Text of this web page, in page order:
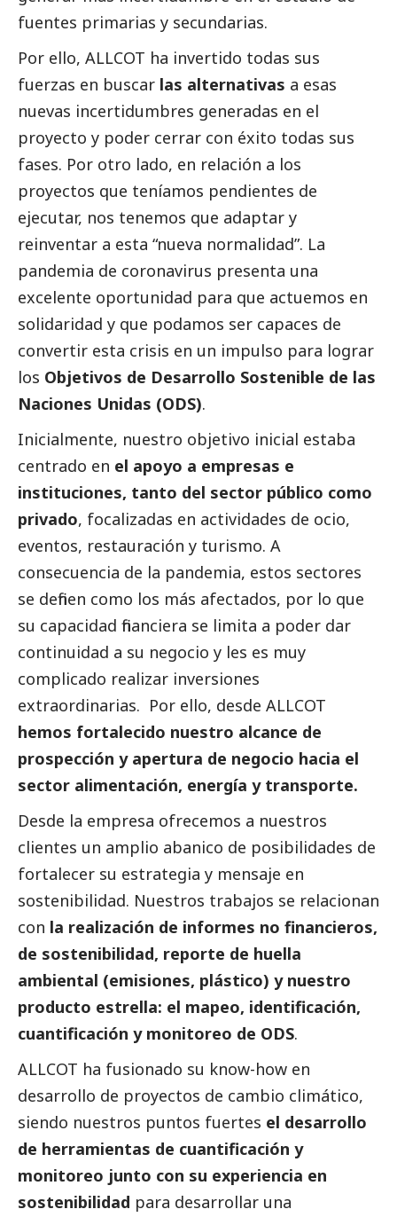
fuentes primarias y secundarias.
Por ello, ALLCOT ha invertido todas sus
fuerzas en buscar las alternativas a esas
nuevas incertidumbres generadas en el
proyecto y poder cerrar con éxito todas sus
fases. Por otro lado, en relación a los
proyectos que teníamos pendientes de
ejecutar, nos tenemos que adaptar y
reinventar a esta “nueva normalidad”. La
pandemia de coronavirus presenta una
excelente oportunidad para que actuemos en
solidaridad y que podamos ser capaces de
convertir esta crisis en un impulso para lograr
los Objetivos de Desarrollo Sostenible de las
Naciones Unidas (ODS).
Inicialmente, nuestro objetivo inicial estaba
centrado en el apoyo a empresas e
instituciones, tanto del sector público como
privado, focalizadas en actividades de ocio,
eventos, restauración y turismo. A
consecuencia de la pandemia, estos sectores
se definen como los más afectados, por lo que
su capacidad financiera se limita a poder dar
continuidad a su negocio y les es muy
complicado realizar inversiones
extraordinarias. Por ello, desde ALLCOT
hemos fortalecido nuestro alcance de
prospección y apertura de negocio hacia el
sector alimentación, energía y transporte.
Desde la empresa ofrecemos a nuestros
clientes un amplio abanico de posibilidades de
fortalecer su estrategia y mensaje en
sostenibilidad. Nuestros trabajos se relacionan
con la realización de informes no financieros,
de sostenibilidad, reporte de huella
ambiental (emisiones, plástico) y nuestro
producto estrella: el mapeo, identificación,
cuantificación y monitoreo de ODS.
ALLCOT ha fusionado su know-how en
desarrollo de proyectos de cambio climático,
siendo nuestros puntos fuertes el desarrollo
de herramientas de cuantificación y
monitoreo junto con su experiencia en
sostenibilidad para desarrollar una